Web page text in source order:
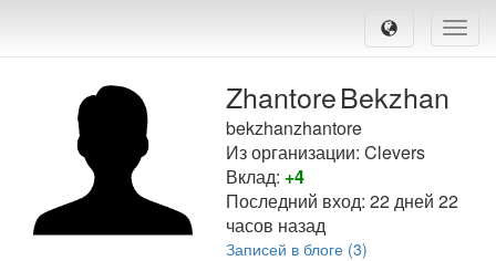
Toggle
ZhantoreBekzhan
bekzhanzhantore
Из организации: Clevers
Вклад: +4
Последний вход:22 дней 22
часов назад
Записей в блоге (3)